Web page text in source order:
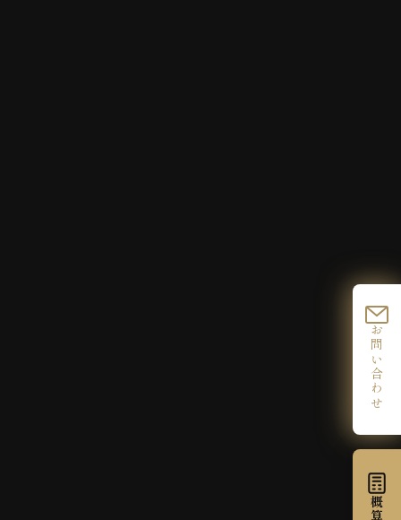
お問い合わせ